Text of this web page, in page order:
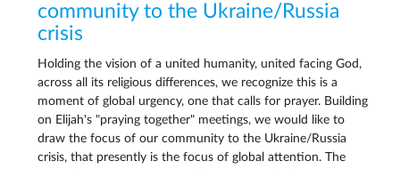
community to the Ukraine/Russia
crisis
Holding the vision of a united humanity, united facing God,
across all its religious differences, we recognize this is a
moment of global urgency, one that calls for prayer. Building
on Elijah's "praying together" meetings, we would like to
draw the focus of our community to the Ukraine/Russia
crisis, that presently is the focus of global attention. The